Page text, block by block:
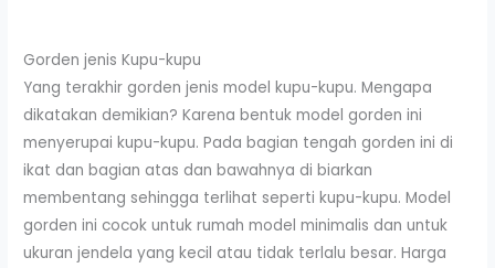
Gorden jenis Kupu-kupu
Yang terakhir gorden jenis model kupu-kupu. Mengapa
dikatakan demikian? Karena bentuk model gorden ini
menyerupai kupu-kupu. Pada bagian tengah gorden ini di
ikat dan bagian atas dan bawahnya di biarkan
membentang sehingga terlihat seperti kupu-kupu. Model
gorden ini cocok untuk rumah model minimalis dan untuk
ukuran jendela yang kecil atau tidak terlalu besar. Harga